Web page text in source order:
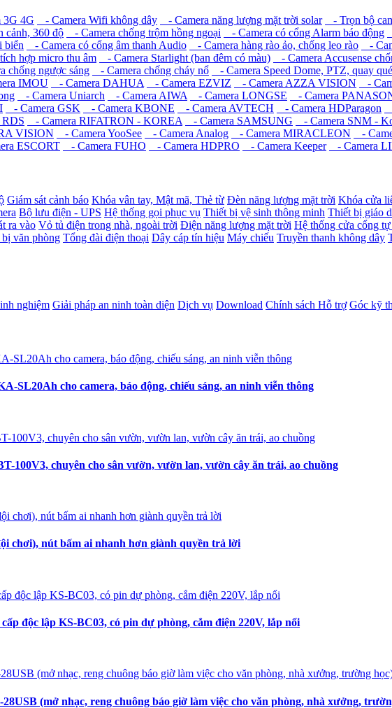
3G 4G - Camera Wifi không dây - Camera năng lượng mặt trời solar - Trọn bộ
cảnh, 360 độ - Camera chống trộm hồng ngoại - Camera có cổng Alarm báo động
biển - Camera có cổng âm thanh Audio - Camera hàng rào ảo, chống leo rào -
hợp micro thu âm - Camera Starlight (ban đêm có màu) - Camera Accusense
chống ngược sáng - Camera chống cháy nổ - Camera Speed Dome, PTZ, quay
IMOU - Camera DAHUA - Camera EZVIZ - Camera AZZA VISION -
- Camera Uniarch - Camera AIWA - Camera LONGSE - Camera
- Camera GSK - Camera KBONE - Camera AVTECH - Camera HDParagon
- Camera RIFATRON - KOREA - Camera SAMSUNG - Camera SNM -
VISION - Camera YooSee - Camera Analog - Camera MIRACLEON -
ESCORT - Camera FUHO - Camera HDPRO - Camera Keeper - Camera
Giám sát cảnh báo Khóa vân tay, Mật mã, Thẻ từ Đèn năng lượng mặt trời Khóa cửa
Bộ lưu điện - UPS Hệ thống gọi phục vụ Thiết bị vệ sinh thông minh Thiết bị giáo
ra vào Vỏ tủ điện trong nhà, ngoài trời Điện năng lượng mặt trời Hệ thống cửa cổng
văn phòng Tổng đài điện thoại Dây cáp tín hiệu Máy chiếu Truyền thanh không dây
nghiệm Giải pháp an ninh toàn diện Dịch vụ Download Chính sách Hỗ trợ Góc kỹ
SL20Ah cho camera, báo động, chiếu sáng, an ninh viễn thông
100V3, chuyên cho sân vườn, vườn lan, vườn cây ăn trái, ao chuồng
chơi), nút bấm ai nhanh hơn giành quyền trả lời
độc lập KS-BC03, có pin dự phòng, cắm điện 220V, lắp nổi
(mở nhạc, reng chuông báo giờ làm việc cho văn phòng, nhà xưởng,